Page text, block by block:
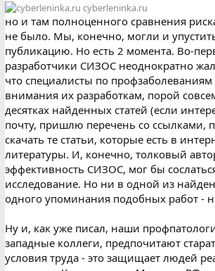
cyberleninka.ru
но и там полноценного сравнения
не было. Мы, конечно, могли и
публикацию. Но есть 2 момента. Во-
разработчики СИЗОС неоднократно
что специалисты по
внимания их разработкам, порой
десятках найденных статей (если
почту, пришлю перечень со ссылками,
скачать те статьи, которые есть в
литературы. И, конечно, толковый
эффективность СИЗОС, мог бы
исследование. Но ни в одной из
одного упоминания подобных работ -
Ну и, как уже писал, наши
западные коллеги, предпочитают
условия труда - это защищает людей